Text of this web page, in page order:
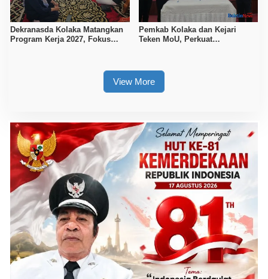
Dekranasda Kolaka Matangkan
Program Kerja 2027, Fokus
Pemkab Kolaka dan Kejari
Teken MoU, Perkuat
View More